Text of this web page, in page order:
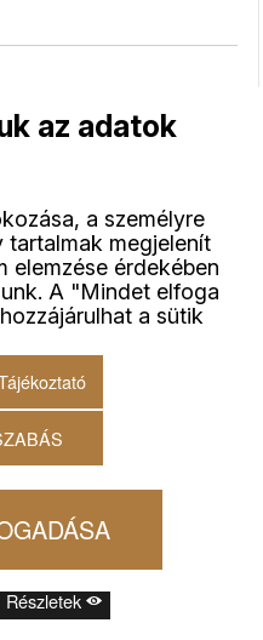
SZETT2
POLC)
404Ft
10 928Ft
Részletek
az adatok
a személyre
megjelenít
elemzése érdekében
A "Mindet elfoga
a sütik